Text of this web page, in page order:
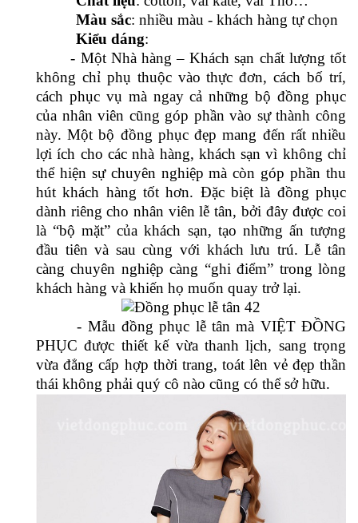
thể hiện sự chuyên nghiệp mà còn góp phần thu
hút khách hàng tốt hơn. Đặc biệt là đồng phục
dành riêng cho nhân viên lễ tân, bởi đây được coi
là “bộ mặt” của khách sạn, tạo những ấn tượng
đầu tiên và sau cùng với khách lưu trú. Lễ tân
càng chuyên nghiệp càng “ghi điểm” trong lòng
khách hàng và khiến họ muốn quay trở lại.
- Mẫu đồng phục lễ tân mà VIỆT ĐỒNG
PHỤC được thiết kế vừa thanh lịch, sang trọng
vừa đẳng cấp hợp thời trang, toát lên vẻ đẹp thần
thái không phải quý cô nào cũng có thể sở hữu.